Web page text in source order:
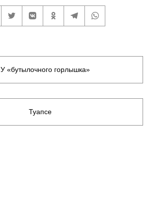
У «бутылочного горлышка»
Туапсе